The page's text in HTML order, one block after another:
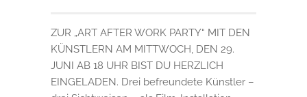
ZUR „ART AFTER WORK PARTY“ MIT DEN
KÜNSTLERN AM MITTWOCH, DEN 29.
JUNI AB 18 UHR BIST DU HERZLICH
EINGELADEN. Drei befreundete Künstler –